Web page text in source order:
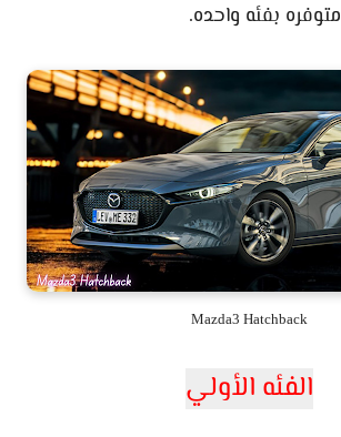
متوفره بفئه واحده.
Mazda3 Hatchback
الفئه الأولي